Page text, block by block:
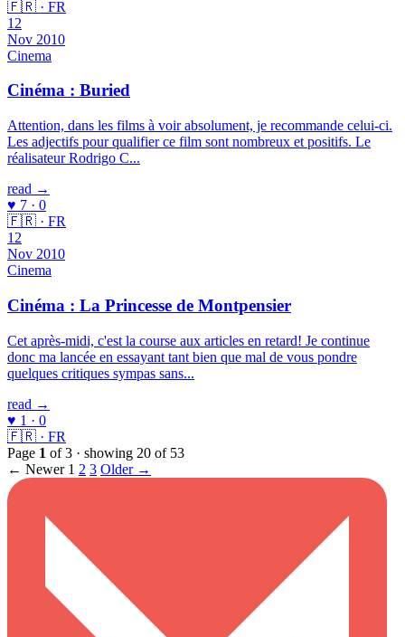
🇫🇷 · FR
12
Nov 2010
Cinema
Cinéma : Buried
Attention, dans les films à voir absolument, je recommande celui-ci.
Les adjectifs pour qualifier ce film sont nombreux et positifs. Le
réalisateur Rodrigo C...
read →
♥ 7 · 0
🇫🇷 · FR
12
Nov 2010
Cinema
Cinéma : La Princesse de Montpensier
Cet après-midi, c'est la course aux articles en retard! Je continue
donc ma lancée en essayant tant bien que mal de vous pondre
quelques critiques sympas sans...
read →
♥ 1 · 0
🇫🇷 · FR
Page 1 of 3 · showing 20 of 53
← Newer 1 2 3 Older →